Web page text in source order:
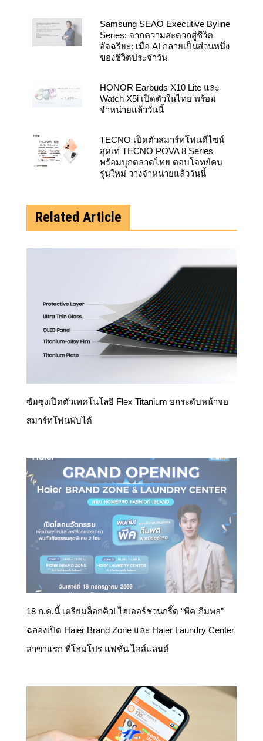
Samsung SEAO Executive Byline
Series: จากความสะดวกสู่ชีวิต
อัจฉริยะ: เมื่อ AI กลายเป็นส่วนหนึ่ง
ของชีวิตประจำวัน
HONOR Earbuds X10 Lite และ
Watch X5i เปิดตัวในไทย พร้อม
จำหน่ายแล้ววันนี้
TECNO เปิดตัวสมาร์ทโฟนดีไซน์
สุดเท่ TECNO POVA 8 Series
พร้อมบุกตลาดไทย ตอบโจทย์คน
รุ่นใหม่ วางจำหน่ายแล้ววันนี้
Related Article
ซัมซุงเปิดตัวเทคโนโลยี Flex Titanium ยกระดับหน้าจอ
สมาร์ทโฟนพับได้
18 ก.ค.นี้ เตรียมล็อกคิว! ไฮเออร์ชวนกรี๊ด “พีค ภีมพล”
ฉลองเปิด Haier Brand Zone และ Haier Laundry Center
สาขาแรก ที่โฮมโปร แฟชั่น ไอส์แลนด์